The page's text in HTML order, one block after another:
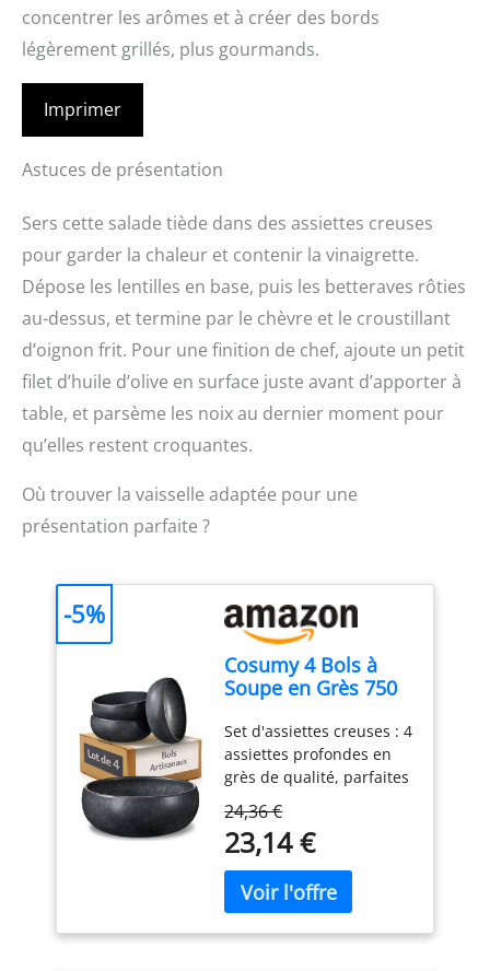
concentrer les arômes et à créer des bords
légèrement grillés, plus gourmands.
Imprimer
Astuces de présentation
Sers cette salade tiède dans des assiettes creuses
pour garder la chaleur et contenir la vinaigrette.
Dépose les lentilles en base, puis les betteraves rôties
au-dessus, et termine par le chèvre et le croustillant
d’oignon frit. Pour une finition de chef, ajoute un petit
filet d’huile d’olive en surface juste avant d’apporter à
table, et parsème les noix au dernier moment pour
qu’elles restent croquantes.
Où trouver la vaisselle adaptée pour une
présentation parfaite ?
Cosumy 4 Bols à
Soupe en Grès 750
– Petit Déjeuner
Set d'assiettes creuses : 4
assiettes profondes en
grès de qualité, parfaites
spaghettis ou soupes.
Diamètre : 16 cm |
Hauteur : 6,5 cm. Idéales
pour les plaisirs du
quotidien. Robustes &
pratiques : Fabriquées en
24,36 €
23,14 €
-5%